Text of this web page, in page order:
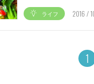
ライフ 2016 /
1